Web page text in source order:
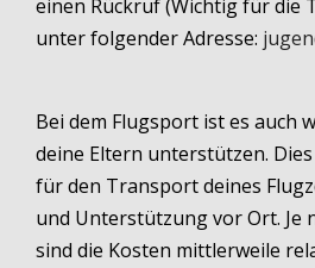
einen Rückruf (Wichtig für die
unter folgender Adresse:
Bei dem Flugsport ist es auch
deine Eltern unterstützen.
für den Transport deines
und Unterstützung vor Ort. Je
sind die Kosten mittlerweile